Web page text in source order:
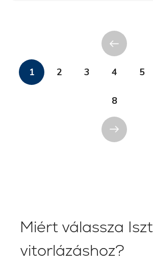
1 2 3 4 5
8
Miért válassza
vitorlázáshoz?